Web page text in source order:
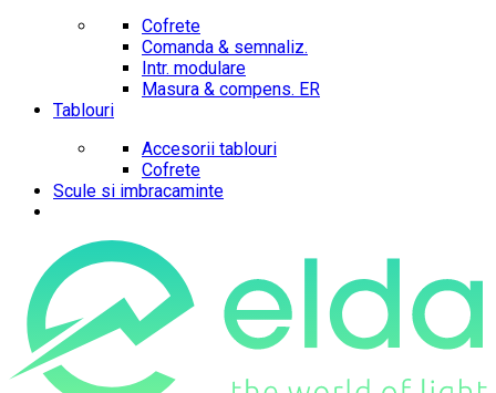
Cofrete
Comanda & semnaliz.
Intr. modulare
Masura & compens. ER
Tablouri
Accesorii tablouri
Cofrete
Scule si imbracaminte